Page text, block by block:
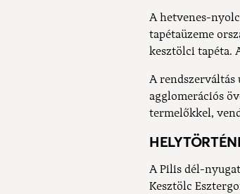
A hetvenes-
tapétaüzeme
kesztölci tapéta.
A rendszerváltás
agglomerációs
termelőkkel,
A Pilis dél-
Kesztölc